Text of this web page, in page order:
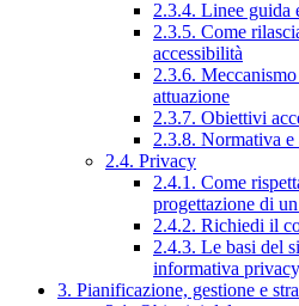
2.3.4. Linee guida
2.3.5. Come
accessibilità
2.3.6.
attuazione
2.3.7. Obiettivi
2.3.8. Normativa
2.4. Privacy
2.4.1. Come
progettazione di
2.4.2. Richiedi il
2.4.3. Le basi del
informativa
3. Pianificazione, gestione e